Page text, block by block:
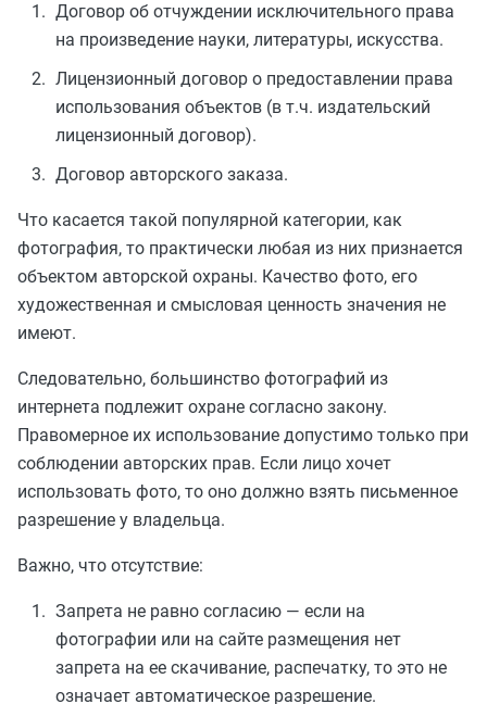
Договор об отчуждении исключительного права
на произведение науки, литературы, искусства.
Лицензионный договор о предоставлении права
использования объектов (в т.ч. издательский
лицензионный договор).
Договор авторского заказа.
Что касается такой популярной категории, как
фотография, то практически любая из них признается
объектом авторской охраны. Качество фото, его
художественная и смысловая ценность значения не
имеют.
Следовательно, большинство фотографий из
интернета подлежит охране согласно закону.
Правомерное их использование допустимо только при
соблюдении авторских прав. Если лицо хочет
использовать фото, то оно должно взять письменное
разрешение у владельца.
Важно, что отсутствие:
Запрета не равно согласию — если на
фотографии или на сайте размещения нет
запрета на ее скачивание, распечатку, то это не
означает автоматическое разрешение.